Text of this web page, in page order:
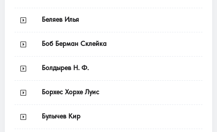
Беляев Илья
Боб Берман Склейка
Болдырев Н. Ф.
Борхес Хорхе Луис
Булычев Кир